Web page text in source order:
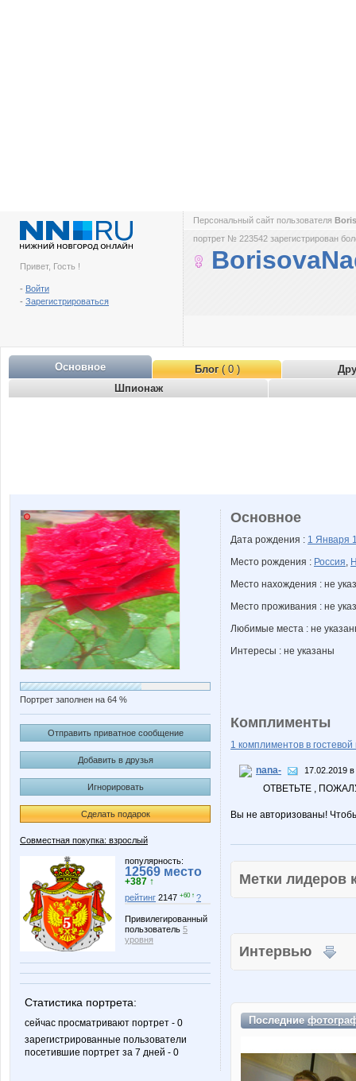
Привет, Гость !
- Войти
- Зарегистрироваться
Персональный сайт пользователя
портрет № 223542 зарегистрирован
Основное Блог( 0 )
Шпионаж
Портрет заполнен на 64 %
Отправить приватное сообщение
Добавить в друзья
Игнорировать
Сделать подарок
Совместная покупка: взрослый
популярность:
12569 место
+387 ↑
рейтинг 2147 +60 ↑ ?
Привилегированный
пользователь 5
уровня
Статистика портрета:
сейчас просматривают портрет - 0
зарегистрированные пользователи
посетившие портрет за 7 дней - 0
Основное
Дата рождения : 1 Января
Место рождения : Россия,
Место нахождения : не
Место проживания : не
Любимые места : не
Интересы : не указаны
Комплименты
1 комплиментов в гостевой
nana- 17.02.2019
ОТВЕТЬТЕ ,
Вы не авторизованы!
Метки
Интервью
Последние